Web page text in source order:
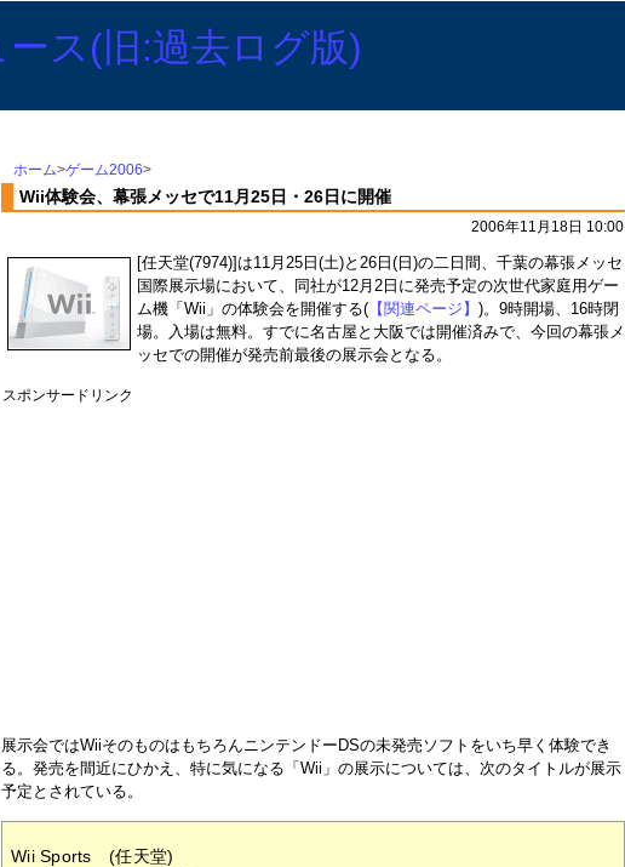
ホーム>ゲーム2006>
Wii体験会、幕張メッセで11月25日・26日に開催
2006年11月18日 10:00
[任天堂(7974)]は11月25日(土)と26日(日)の二日間、千葉の幕張メッセ
国際展示場において、同社が12月2日に発売予定の次世代家庭用ゲー
ム機「Wii」の体験会を開催する( 【関連ページ】 )。9時開場、16時閉
場。入場は無料。すでに名古屋と大阪では開催済みで、今回の幕張メ
ッセでの開催が発売前最後の展示会となる。
スポンサードリンク
展示会ではWiiそのものはもちろんニンテンドーDSの未発売ソフトをいち早く体験でき
る。発売を間近にひかえ、特に気になる「Wii」の展示については、次のタイトルが展示
予定とされている。
Wii Sports (任天堂)